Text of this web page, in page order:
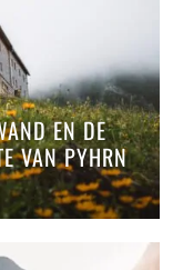
EN DE
VAN PYHRN